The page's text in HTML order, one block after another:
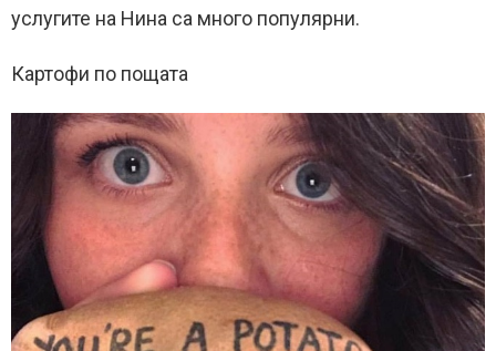
услугите на Нина са много популярни.
Картофи по пощата